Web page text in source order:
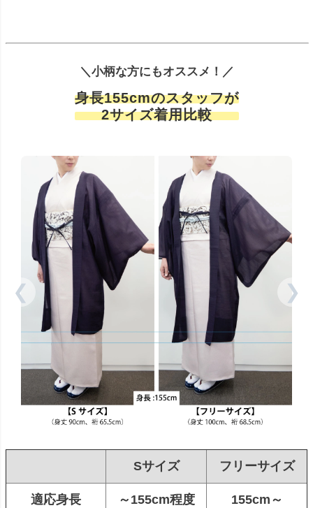
＼小柄な方にもオススメ！／
身長155cmのスタッフが
2サイズ着用比較
❮ ❯
Sサイズ フリーサイズ
適応身長 ～155cm程度 155cm～